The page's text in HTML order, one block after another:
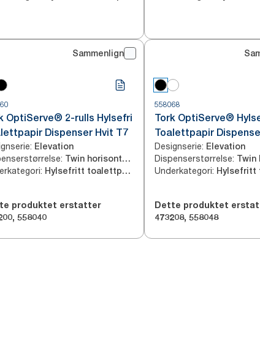
Sammenlign
OptiServe® 2-rulls Hylsefri
Dispenser Hvit T7
: Elevation
: Twin horisontal med høy kapasitet
: Hylsefritt toalettpapir
produktet erstatter
, 558040
558068
Tork OptiServe®
Toalettpapir
Designserie: Elevation
Dispenserstørrelse:
Underkategori:
Dette produktet
473208, 558048